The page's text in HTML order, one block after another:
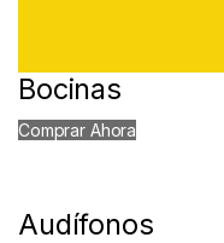
Bocinas
Comprar Ahora
Audífonos